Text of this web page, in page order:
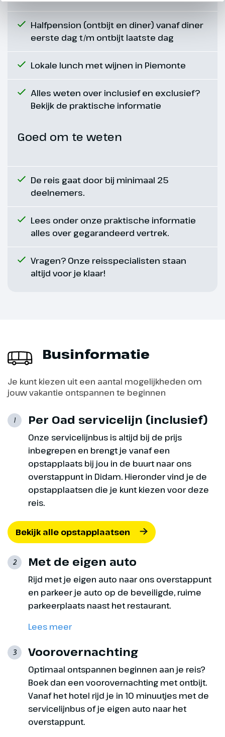
Dag 7
Vrije dag
Vandaag heb je een vrij dag.
ochtendmarkt in Acqui Terme.
Alba, wijnproeverij
rechter oever van de rivier de
die bedekt zijn met wijngaarden.
Alba is bekend vanwege haar
kijkje in een typisch Italiaans
dure truffels verkoopt. Ieder jaar
wordt hier in oktober een grote
truffelbeurs gehouden! Alba is
ook de stad van Ferrero, bekend
van bijvoorbeeld Nutella en
hebben we een heerlijke
uitgebreide lunch bij een echte
Piemontese wijnboer op een
schitterende locatie met uitzicht
over de heuvels van Piemonte.
Tijdens de lunch geniet je van
eigen gemaakte streekhapjes
samen met overheerlijke wijnen
Piemontse
wijnproeverij inclusief
heerlijke lunch
Halfpension (ontbijt en diner) vanaf diner
eerste dag t/m ontbijt laatste dag
Lokale lunch met wijnen in Piemonte
Alles weten over inclusief en exclusief?
Bekijk de praktische informatie
Goed om te weten
De reis gaat door bij minimaal 25
deelnemers.
Lees onder onze praktische informatie
alles over gegarandeerd vertrek.
Vragen? Onze reisspecialisten staan
altijd voor je klaar!
Businformatie
Je kunt kiezen uit een aantal mogelijkheden om
jouw vakantie ontspannen te beginnen
1 Per Oad servicelijn (inclusief)
Onze servicelijnbus is altijd bij de prijs
inbegrepen en brengt je vanaf een
opstapplaats bij jou in de buurt naar ons
overstappunt in Didam. Hieronder vind je de
opstapplaatsen die je kunt kiezen voor deze
reis.
Bekijk alle opstapplaatsen
2 Met de eigen auto
Rijd met je eigen auto naar ons overstappunt
en parkeer je auto op de beveiligde, ruime
parkeerplaats naast het restaurant.
Lees meer
3 Voorovernachting
Optimaal ontspannen beginnen aan je reis?
Boek dan een voorovernachting met ontbijt.
Vanaf het hotel rijd je in 10 minuutjes met de
servicelijnbus of je eigen auto naar het
overstappunt.